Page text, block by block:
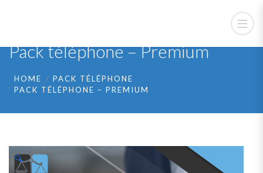
Pack téléphone – Premium
HOME
PACK TÉLÉPHONE
PACK TÉLÉPHONE – PREMIUM
🔍